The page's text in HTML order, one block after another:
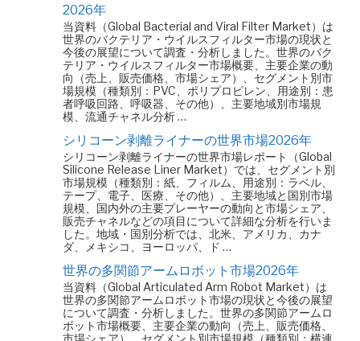
2026年
当資料（Global Bacterial and Viral Filter Market）は
世界のバクテリア・ウイルスフィルター市場の現状と
今後の展望について調査・分析しました。世界のバク
テリア・ウイルスフィルター市場概要、主要企業の動
向（売上、販売価格、市場シェア）、セグメント別市
場規模（種類別：PVC、ポリプロピレン、用途別：患
者呼吸回路、呼吸器、その他）、主要地域別市場規
模、流通チャネル分析 …
シリコーン剥離ライナーの世界市場2026年
シリコーン剥離ライナーの世界市場レポート（Global
Silicone Release Liner Market）では、セグメント別
市場規模（種類別：紙、フィルム、用途別：ラベル、
テープ、電子、医療、その他）、主要地域と国別市場
規模、国内外の主要プレーヤーの動向と市場シェア、
販売チャネルなどの項目について詳細な分析を行いま
した。地域・国別分析では、北米、アメリカ、カナ
ダ、メキシコ、ヨーロッパ、ド …
世界の多関節アームロボット市場2026年
当資料（Global Articulated Arm Robot Market）は
世界の多関節アームロボット市場の現状と今後の展望
について調査・分析しました。世界の多関節アームロ
ボット市場概要、主要企業の動向（売上、販売価格、
市場シェア）、セグメント別市場規模（種類別：横連